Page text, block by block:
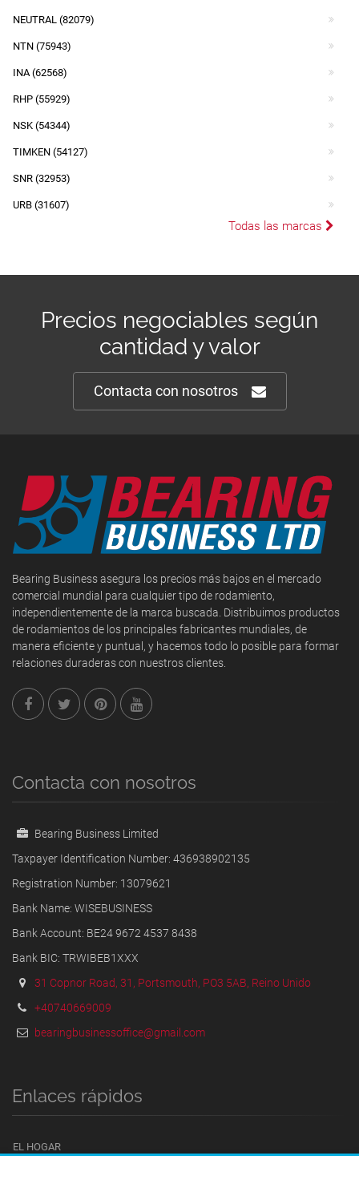
NEUTRAL (82079)
NTN (75943)
INA (62568)
RHP (55929)
NSK (54344)
TIMKEN (54127)
SNR (32953)
URB (31607)
Todas las marcas
Precios negociables según
cantidad y valor
Contacta con nosotros
Bearing Business asegura los precios más bajos en el mercado
comercial mundial para cualquier tipo de rodamiento,
independientemente de la marca buscada. Distribuimos productos
de rodamientos de los principales fabricantes mundiales, de
manera eficiente y puntual, y hacemos todo lo posible para formar
relaciones duraderas con nuestros clientes.
Contacta con nosotros
Bearing Business Limited
Taxpayer Identification Number: 436938902135
Registration Number: 13079621
Bank Name: WISEBUSINESS
Bank Account: BE24 9672 4537 8438
Bank BIC: TRWIBEB1XXX
31 Copnor Road, 31, Portsmouth, PO3 5AB, Reino Unido
+40740669009
bearingbusinessoffice@gmail.com
Enlaces rápidos
EL HOGAR